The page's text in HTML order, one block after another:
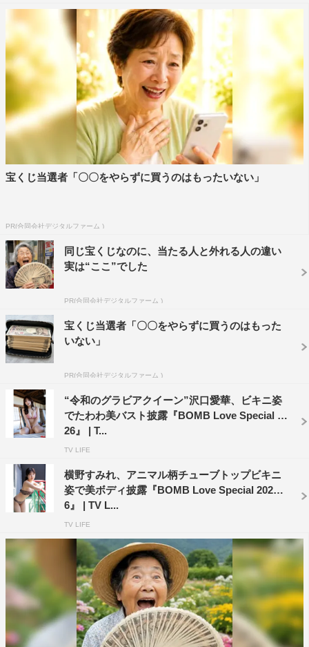
裏表紙は横野すみれ
ドラマ『犬飼さんは隠れ溺愛上司』ヒロイン役でも注目の
横野すみれは14ページグラビアで登場。彼女目線での彼シ
ャツ姿や強めのアニマル柄チューブトップ水着など、緩急
自在な溺愛ボディは必見だ。
＜その他のラインナップ＞
ジ色の鮮やかなチューブ水着もシックな柄の黒ビキニもど
ちらも見どころ充分。
★制コレ24メンバー・百田汐里の爽やか水着グラビア。高
校を卒業したばかりという、童顔に168センチの抜群スタ
イル。まだまだ青春感いっぱいなビキニ姿も、スタイル最
強なワンピース水着も、どちらの姿も伸びしろたっぷり。
★写真集『ほんとのしおり。』も絶好調な池本しおり。5
だ残されていた衝撃の写真集未掲載カットを独占公開。
★花咲楓香は記念すべきボム初登場グラビア。北海道出身
で北海道日本ハムファイターズをこよなく愛する彼女の、
ホームラン級のたわわな美麗ボディ。ビキニからこぼれそ
うな90センチバスト、タイトなニット姿でもセクシーさ満
点。
★登場アイドル全員の直筆サイン入りTシャツ＆チェキが
当たるプレゼントも。
＜掲載タレント＞
沢口愛華
横野すみれ
宝くじ当選者「〇〇をやらずに買うのはもったいない」
PR(合同会社デジタルファーム )
同じ宝くじなのに、当たる人と外れる人の違い
実は“ここ”でした
PR(合同会社デジタルファーム )
宝くじ当選者「〇〇をやらずに買うのはもった
いない」
PR(合同会社デジタルファーム )
“令和のグラビアクイーン”沢口愛華、ビキニ姿
でたわわ美バスト披露『BOMB Love Special 20
26』 | T...
TV LIFE
横野すみれ、アニマル柄チューブトップビキニ
姿で美ボディ披露『BOMB Love Special 202
6』 | TV L...
TV LIFE